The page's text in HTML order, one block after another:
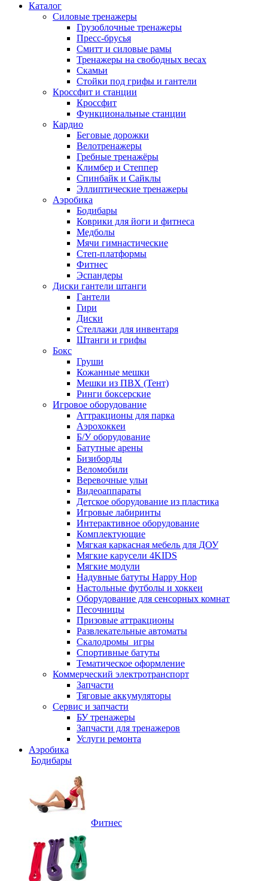
Каталог
Силовые тренажеры
Грузоблочные тренажеры
Пресс-брусья
Смитт и силовые рамы
Тренажеры на свободных весах
Скамьи
Стойки под грифы и гантели
Кроссфит и станции
Кроссфит
Функциональные станции
Кардио
Беговые дорожки
Велотренажеры
Гребные тренажёры
Климбер и Степпер
Спинбайк и Сайклы
Эллиптические тренажеры
Аэробика
Бодибары
Коврики для йоги и фитнеса
Медболы
Мячи гимнастические
Степ-платформы
Фитнес
Эспандеры
Диски гантели штанги
Гантели
Гири
Диски
Стеллажи для инвентаря
Штанги и грифы
Бокс
Груши
Кожанные мешки
Мешки из ПВХ (Тент)
Ринги боксерские
Игровое оборудование
Аттракционы для парка
Аэрохоккеи
Б/У оборудование
Батутные арены
Бизиборды
Веломобили
Веревочные ульи
Видеоаппараты
Детское оборудование из пластика
Игровые лабиринты
Интерактивное оборудование
Комплектующие
Мягкая каркасная мебель для ДОУ
Мягкие карусели 4KIDS
Мягкие модули
Надувные батуты Happy Hop
Настольные футболы и хоккеи
Оборудование для сенсорных комнат
Песочницы
Призовые аттракционы
Развлекательные автоматы
Скалодромы_игры
Спортивные батуты
Тематическое оформление
Коммерческий электротранспорт
Запчасти
Тяговые аккумуляторы
Сервис и запчасти
БУ тренажеры
Запчасти для тренажеров
Услуги ремонта
Аэробика
Бодибары
Фитнес